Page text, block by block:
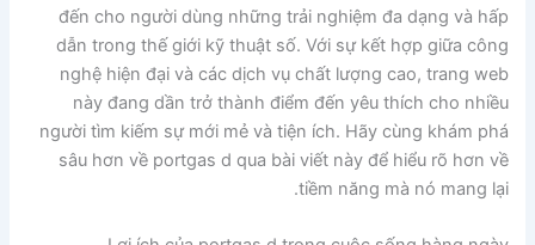
đến cho người dùng những trải nghiệm đa dạng và hấp
dẫn trong thế giới kỹ thuật số. Với sự kết hợp giữa công
nghệ hiện đại và các dịch vụ chất lượng cao, trang web
này đang dần trở thành điểm đến yêu thích cho nhiều
người tìm kiếm sự mới mẻ và tiện ích. Hãy cùng khám phá
sâu hơn về portgas d qua bài viết này để hiểu rõ hơn về
tiềm năng mà nó mang lại.